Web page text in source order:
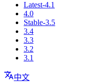
Latest-4.1
4.0
Stable-3.5
3.4
3.3
3.2
3.1
中文